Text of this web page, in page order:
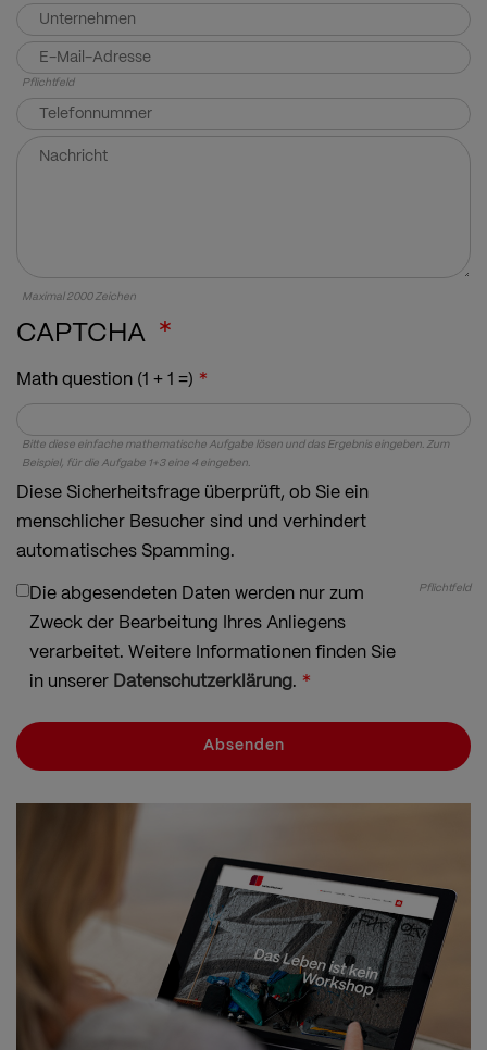
Pflichtfeld
Maximal 2000 Zeichen
CAPTCHA
Math question (1 + 1 =)
Bitte diese einfache mathematische Aufgabe lösen und das Ergebnis eingeben. Zum
Beispiel, für die Aufgabe 1+3 eine 4 eingeben.
Diese Sicherheitsfrage überprüft, ob Sie ein
menschlicher Besucher sind und verhindert
automatisches Spamming.
Die abgesendeten Daten werden nur zum
Zweck der Bearbeitung Ihres Anliegens
verarbeitet. Weitere Informationen finden Sie
in unserer Datenschutzerklärung.
Pflichtfeld